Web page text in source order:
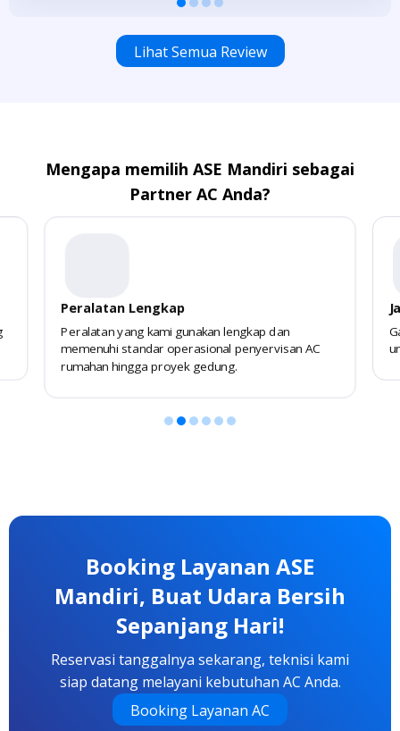
Lihat Semua Review
Mengapa memilih ASE Mandiri sebagai
Partner AC Anda?
Peralatan Lengkap
Peralatan yang kami gunakan lengkap dan
memenuhi standar operasional penyervisan AC
rumahan hingga proyek gedung.
untuk
Booking Layanan ASE
Mandiri, Buat Udara Bersih
Sepanjang Hari!
Reservasi tanggalnya sekarang, teknisi kami
siap datang melayani kebutuhan AC Anda.
Booking Layanan AC